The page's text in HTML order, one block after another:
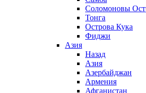
Соломоновы
Тонга
Острова Кука
Фиджи
Азия
Назад
Азия
Азербайджан
Армения
Афганистан